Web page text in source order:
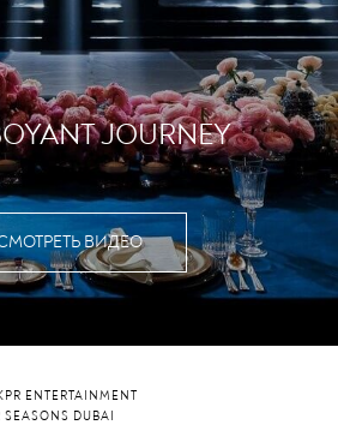
JOURNEY
ВИДЕО
ENTERTAINMENT
SEASONS DUBAI